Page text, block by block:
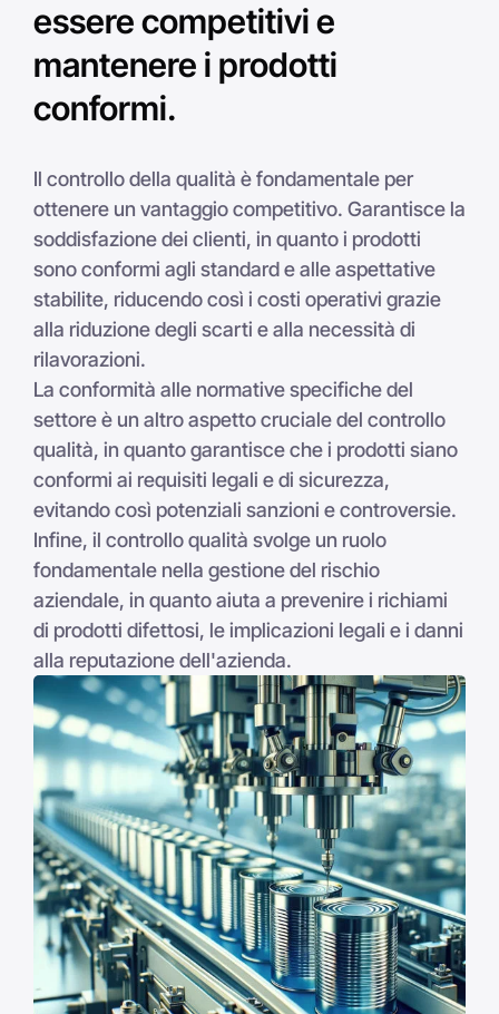
essere competitivi e
mantenere i prodotti
conformi.
Il controllo della qualità è fondamentale per
ottenere un vantaggio competitivo. Garantisce la
soddisfazione dei clienti, in quanto i prodotti
sono conformi agli standard e alle aspettative
stabilite, riducendo così i costi operativi grazie
alla riduzione degli scarti e alla necessità di
rilavorazioni.
La conformità alle normative specifiche del
settore è un altro aspetto cruciale del controllo
qualità, in quanto garantisce che i prodotti siano
conformi ai requisiti legali e di sicurezza,
evitando così potenziali sanzioni e controversie.
Infine, il controllo qualità svolge un ruolo
fondamentale nella gestione del rischio
aziendale, in quanto aiuta a prevenire i richiami
di prodotti difettosi, le implicazioni legali e i danni
alla reputazione dell'azienda.